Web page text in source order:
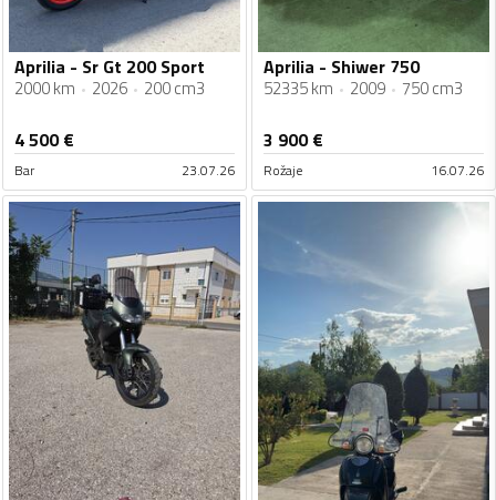
Aprilia - Sr Gt 200 Sport
2000 km 2026 200 cm3
4 500€
Bar 23.07.26
Aprilia - Shiwer 750
52335 km 2009 750 cm3
3 900€
Rožaje 16.07.26